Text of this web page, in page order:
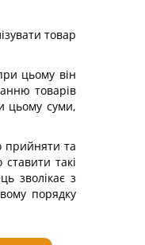
товар
цьому він
товарів
цьому суми,
прийняти та
такі
зволікає з
порядку